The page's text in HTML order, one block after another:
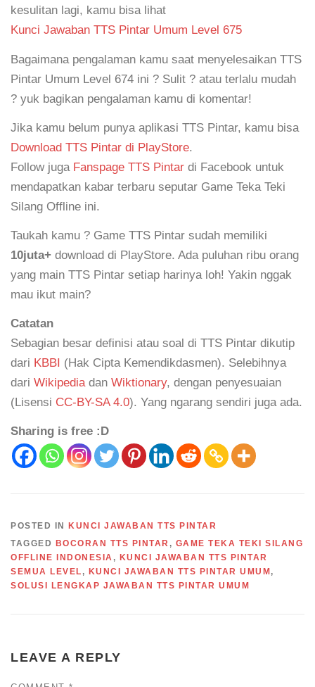
kesulitan lagi, kamu bisa lihat
Kunci Jawaban TTS Pintar Umum Level 675
Bagaimana pengalaman kamu saat menyelesaikan TTS
Pintar Umum Level 674 ini ? Sulit ? atau terlalu mudah
? yuk bagikan pengalaman kamu di komentar!
Jika kamu belum punya aplikasi TTS Pintar, kamu bisa
Download TTS Pintar di PlayStore.
Follow juga Fanspage TTS Pintar di Facebook untuk
mendapatkan kabar terbaru seputar Game Teka Teki
Silang Offline ini.
Taukah kamu ? Game TTS Pintar sudah memiliki
10juta+ download di PlayStore. Ada puluhan ribu orang
yang main TTS Pintar setiap harinya loh! Yakin nggak
mau ikut main?
Catatan
Sebagian besar definisi atau soal di TTS Pintar dikutip
dari KBBI (Hak Cipta Kemendikdasmen). Selebihnya
dari Wikipediadan Wiktionary, dengan penyesuaian
(Lisensi CC-BY-SA 4.0). Yang ngarang sendiri juga ada.
Sharing is free :D
POSTED IN
KUNCI JAWABAN TTS PINTAR
TAGGED
BOCORAN TTS PINTAR , GAME TEKA TEKI SILANG
OFFLINE INDONESIA , KUNCI JAWABAN TTS PINTAR
SEMUA LEVEL , KUNCI JAWABAN TTS PINTAR UMUM ,
SOLUSI LENGKAP JAWABAN TTS PINTAR UMUM
LEAVE A REPLY